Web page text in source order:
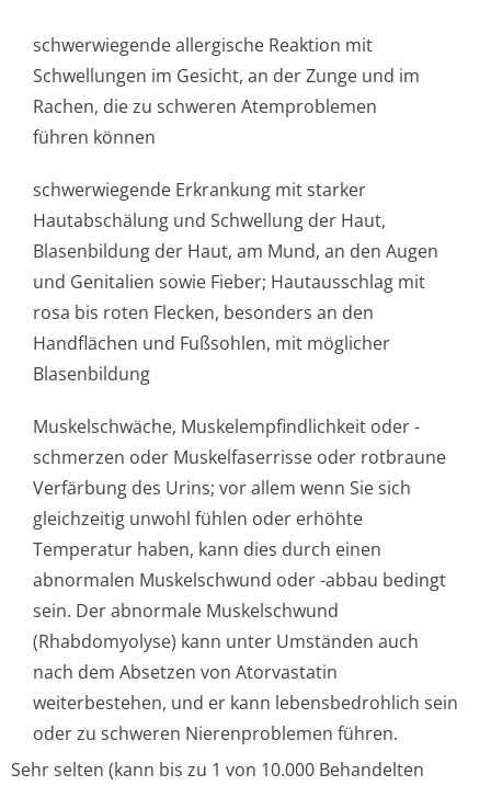
schwerwiegende allergische Reaktion mit
Schwellungen im Gesicht, an der Zunge und im
Rachen, die zu schweren Atemproblemen
führen können
schwerwiegende Erkrankung mit starker
Hautabschälung und Schwellung der Haut,
Blasenbildung der Haut, am Mund, an den Augen
und Genitalien sowie Fieber; Hautausschlag mit
rosa bis roten Flecken, besonders an den
Handflächen und Fußsohlen, mit möglicher
Blasenbildung
Muskelschwäche, Muskelempfindlichke­it oder -
schmerzen oder Muskelfaserrisse oder rotbraune
Verfärbung des Urins; vor allem wenn Sie sich
gleichzeitig unwohl fühlen oder erhöhte
Temperatur haben, kann dies durch einen
abnormalen Muskelschwund oder -abbau bedingt
sein. Der abnormale Muskelschwund
(Rhabdomyolyse) kann unter Umständen auch
nach dem Absetzen von Atorvastatin
weiterbestehen, und er kann lebensbedrohlich sein
oder zu schweren Nierenproblemen führen.
Sehr selten (kann bis zu 1 von 10.000 Behandelten